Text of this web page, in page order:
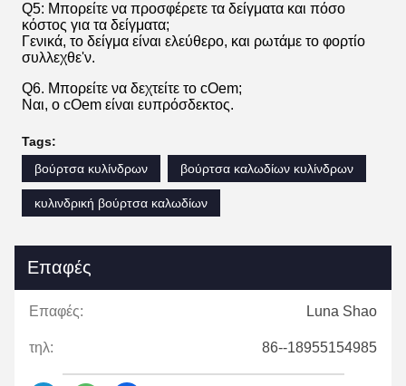
Q5: Μπορείτε να προσφέρετε τα δείγματα και πόσο
κόστος για τα δείγματα;
Γενικά, το δείγμα είναι ελεύθερο, και ρωτάμε το φορτίο
συλλεχθε'ν.
Q6. Μπορείτε να δεχτείτε το cOem;
Ναι, ο cOem είναι ευπρόσδεκτος.
Tags:
βούρτσα κυλίνδρων
βούρτσα καλωδίων κυλίνδρων
κυλινδρική βούρτσα καλωδίων
Επαφές
Επαφές: Luna Shao
τηλ: 86--18955154985